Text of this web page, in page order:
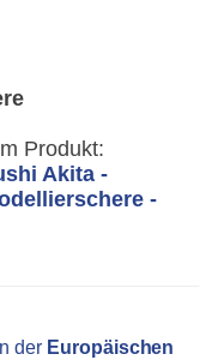
Produkt:
Akita -
-
der Europäischen